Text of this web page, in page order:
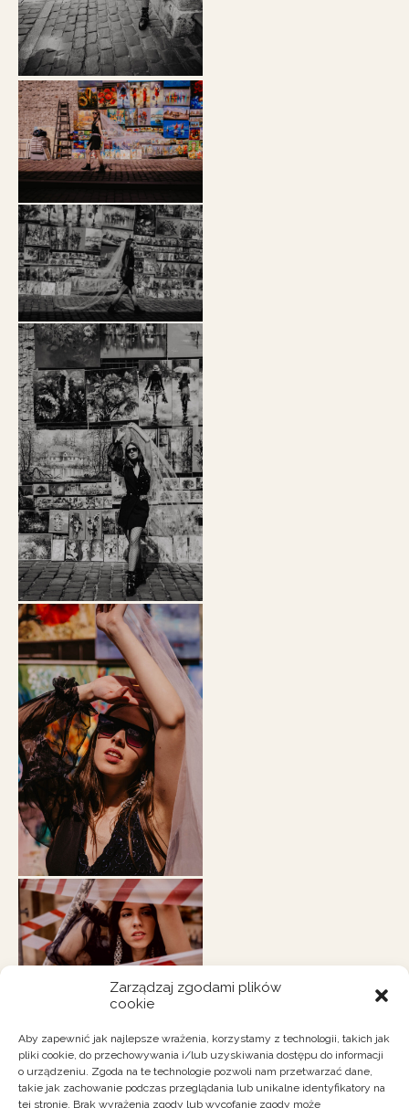
Zarządzaj zgodami plików
cookie
Aby zapewnić jak najlepsze wrażenia, korzystamy z technologii, takich jak
pliki cookie, do przechowywania i/lub uzyskiwania dostępu do informacji
o urządzeniu. Zgoda na te technologie pozwoli nam przetwarzać dane,
takie jak zachowanie podczas przeglądania lub unikalne identyfikatory na
tej stronie. Brak wyrażenia zgody lub wycofanie zgody może